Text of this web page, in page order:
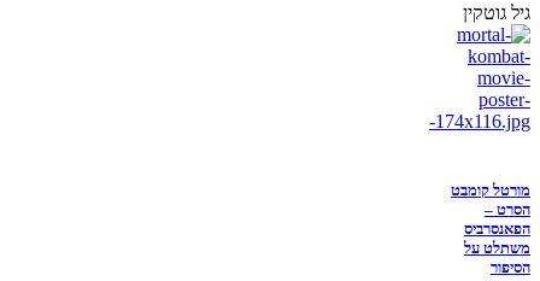
גיל גוטקין
מורטל קומבט
הסרט –
הפאנסרביס
משתלט על
הסיפור